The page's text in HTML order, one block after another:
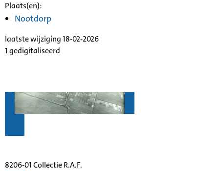
Plaats(en):
Nootdorp
laatste wijziging 18-02-2026
1 gedigitaliseerd
8206-01 Collectie R.A.F.